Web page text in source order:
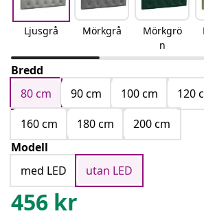
Ljusgrå Mörkgrå
Mörkgrö
n
Bredd
80 cm
90 cm 100 cm 120
160 cm
180 cm
200 cm
Modell
med LED
utan LED
456 kr